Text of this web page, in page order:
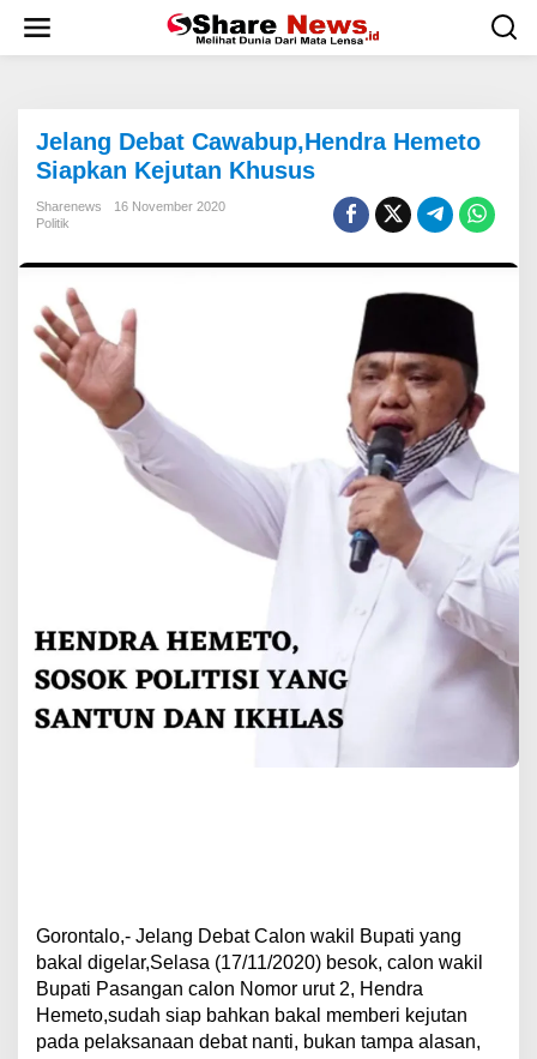
w
Jelang Debat Cawabup,Hendra Hemeto
Siapkan Kejutan Khusus
Sharenews
16 November 2020
Politik
Gorontalo,- Jelang Debat Calon wakil Bupati yang
bakal digelar,Selasa (17/11/2020) besok, calon wakil
Bupati Pasangan calon Nomor urut 2, Hendra
Hemeto,sudah siap bahkan bakal memberi kejutan
pada pelaksanaan debat nanti, bukan tampa alasan,